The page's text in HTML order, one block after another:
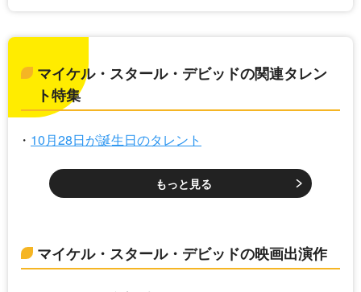
マイケル・スタール・デビッドの関連タレン
ト特集
10月28日が誕生日のタレント
もっと見る
マイケル・スタール・デビッドの映画出演作